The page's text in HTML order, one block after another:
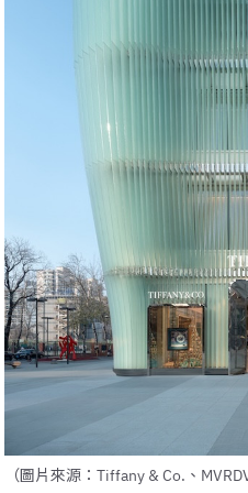
（圖片來源：Tiffany & Co.、